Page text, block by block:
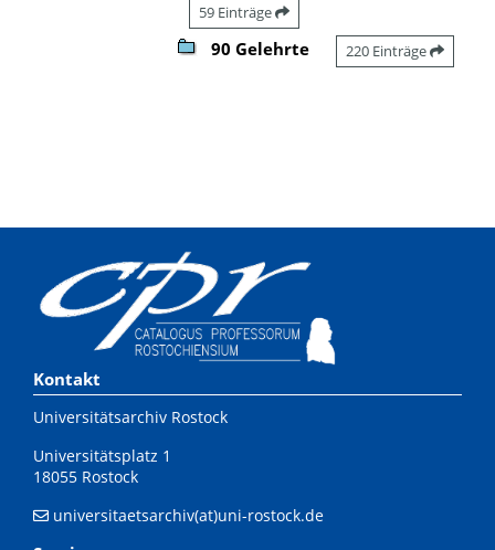
59 Einträge
90 Gelehrte 220 Einträge
Kontakt
Universitätsarchiv Rostock
Universitätsplatz 1
18055 Rostock
universitaetsarchiv(at)uni-rostock.de